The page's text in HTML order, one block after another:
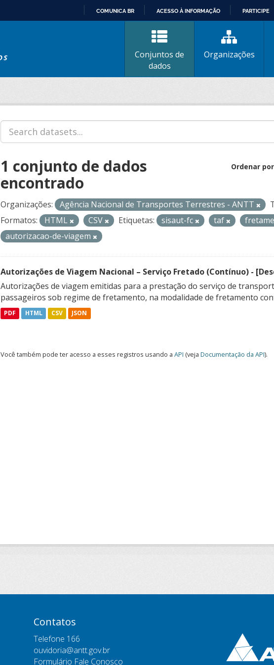
CONTEÚDO
COMUNICA BR ACESSO À INFORMAÇÃO PARTICIPE
Conjuntos de
dados
Organizações
Ordenar por
1 conjunto de dados
encontrado
Organizações: Agência Nacional de Transportes Terrestres - ANTT
Formatos:
HTML CSV Etiquetas: sisaut-fc taf
autorizacao-de-viagem
Autorizações de Viagem Nacional – Serviço Fretado (Contínuo) -
Autorizações de viagem emitidas para a prestação do serviço de
passageiros sob regime de fretamento, na modalidade de fretamento
PDF HTML CSV JSON
Você também pode ter acesso a esses registros usando a API (veja Documentação da API).
Contatos
Telefone 166
ouvidoria@antt.gov.br
Formulário Fale Conosco